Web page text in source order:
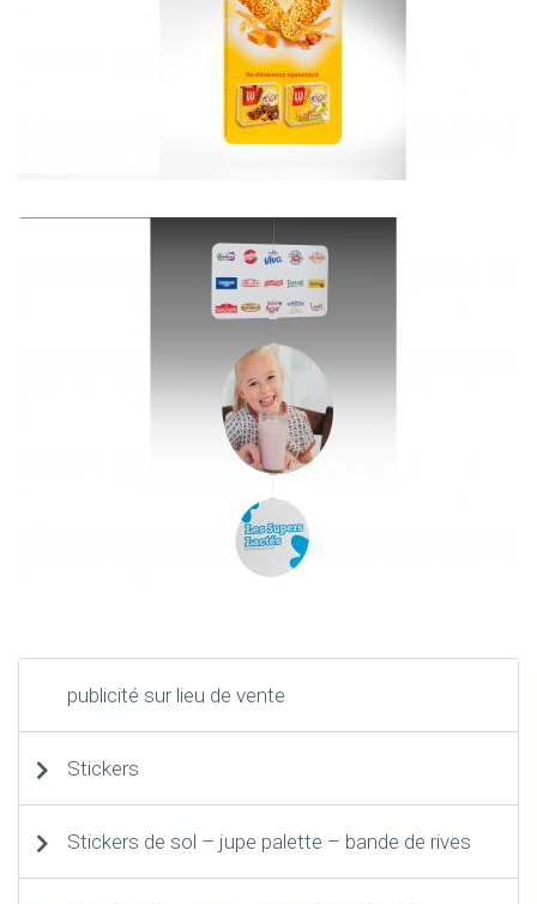
publicité sur lieu de vente
Stickers
Stickers de sol – jupe palette – bande de rives